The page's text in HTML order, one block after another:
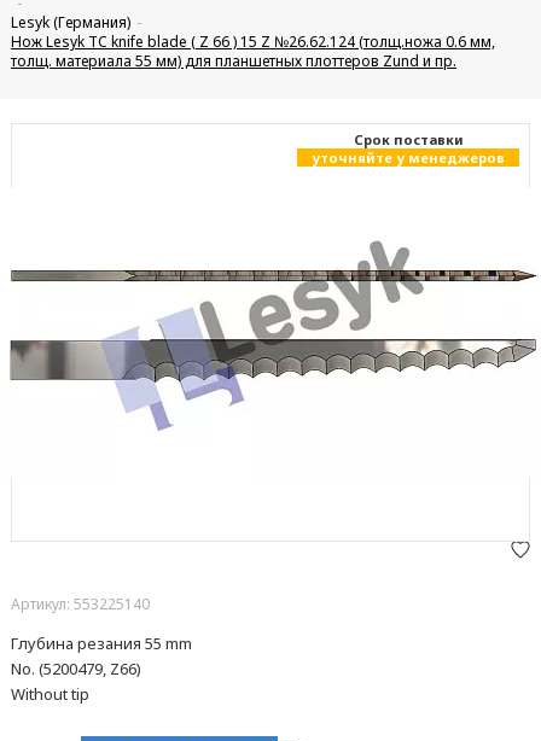
Lesyk (Германия)
Нож Lesyk TC knife blade ( Z 66 ) 15 Z №26.62.124 (толщ.ножа 0.6 мм,
толщ. материала 55 мм) для планшетных плоттеров Zund и пр.
Cрок поставки
уточняйте у менеджеров
Артикул: 553225140
Глубина резания 55 mm
No. (5200479, Z66)
Without tip